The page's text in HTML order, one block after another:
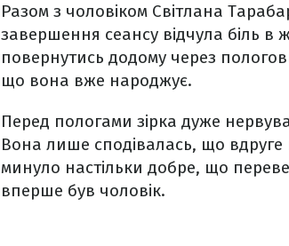
Разом з чоловіком Світлана
завершення сеансу відчула біль в
повернутись додому через
що вона вже народжує.
Перед пологами зірка дуже
Вона лише сподівалась, що
минуло настільки добре, що
вперше був чоловік.